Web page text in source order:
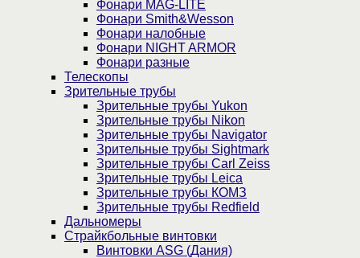
Фонари MAG-LITE
Фонари Smith&Wesson
Фонари налобные
Фонари NIGHT ARMOR
Фонари разные
Телескопы
Зрительные трубы
Зрительные трубы Yukon
Зрительные трубы Nikon
Зрительные трубы Navigator
Зрительные трубы Sightmark
Зрительные трубы Carl Zeiss
Зрительные трубы Leica
Зрительные трубы КОМЗ
Зрительные трубы Redfield
Дальномеры
Страйкбольные винтовки
Винтовки ASG (Дания)